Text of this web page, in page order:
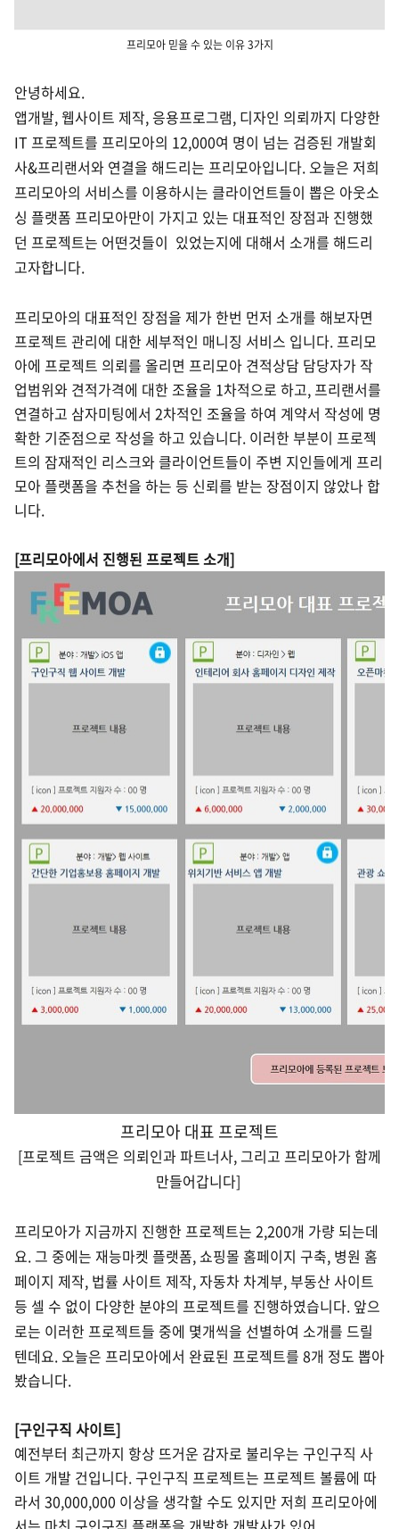
프리모아 믿을 수 있는 이유 3가지
안녕하세요.
앱개발, 웹사이트 제작, 응용프로그램, 디자인 의뢰까지 다양한
IT 프로젝트를 프리모아의 12,000여 명이 넘는 검증된 개발회
사&프리랜서와 연결을 해드리는 프리모아입니다. 오늘은 저희
프리모아의 서비스를 이용하시는 클라이언트들이 뽑은 아웃소
싱 플랫폼 프리모아만이 가지고 있는 대표적인 장점과 진행했
던 프로젝트는 어떤것들이 있었는지에 대해서 소개를 해드리
고자합니다.
프리모아의 대표적인 장점을 제가 한번 먼저 소개를 해보자면
프로젝트 관리에 대한 세부적인 매니징 서비스 입니다. 프리모
아에 프로젝트 의뢰를 올리면 프리모아 견적상담 담당자가 작
업범위와 견적가격에 대한 조율을 1차적으로 하고, 프리랜서를
연결하고 삼자미팅에서 2차적인 조율을 하여 계약서 작성에 명
확한 기준점으로 작성을 하고 있습니다. 이러한 부분이 프로젝
트의 잠재적인 리스크와 클라이언트들이 주변 지인들에게 프리
모아 플랫폼을 추천을 하는 등 신뢰를 받는 장점이지 않았나 합
니다.
[프리모아에서 진행된 프로젝트 소개]
프리모아 대표 프로젝트
[프로젝트 금액은 의뢰인과 파트너사, 그리고 프리모아가 함께
만들어갑니다]
프리모아가 지금까지 진행한 프로젝트는 2,200개 가량 되는데
요. 그 중에는 재능마켓 플랫폼, 쇼핑몰 홈페이지 구축, 병원 홈
페이지 제작, 법률 사이트 제작, 자동차 차계부, 부동산 사이트
등 셀 수 없이 다양한 분야의 프로젝트를 진행하였습니다. 앞으
로는 이러한 프로젝트들 중에 몇개씩을 선별하여 소개를 드릴
텐데요. 오늘은 프리모아에서 완료된 프로젝트를 8개 정도 뽑아
봤습니다.
[구인구직 사이트]
예전부터 최근까지 항상 뜨거운 감자로 불리우는 구인구직 사
이트 개발 건입니다. 구인구직 프로젝트는 프로젝트 볼륨에 따
라서 30,000,000 이상을 생각할 수도 있지만 저희 프리모아에